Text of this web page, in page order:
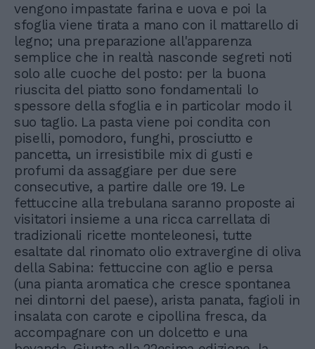
vengono impastate farina e uova e poi la
sfoglia viene tirata a mano con il mattarello di
legno; una preparazione all'apparenza
semplice che in realtà nasconde segreti noti
solo alle cuoche del posto: per la buona
riuscita del piatto sono fondamentali lo
spessore della sfoglia e in particolar modo il
suo taglio. La pasta viene poi condita con
piselli, pomodoro, funghi, prosciutto e
pancetta, un irresistibile mix di gusti e
profumi da assaggiare per due sere
consecutive, a partire dalle ore 19. Le
fettuccine alla trebulana saranno proposte ai
visitatori insieme a una ricca carrellata di
tradizionali ricette monteleonesi, tutte
esaltate dal rinomato olio extravergine di oliva
della Sabina: fettuccine con aglio e persa
(una pianta aromatica che cresce spontanea
nei dintorni del paese), arista panata, fagioli in
insalata con carote e cipollina fresca, da
accompagnare con un dolcetto e una